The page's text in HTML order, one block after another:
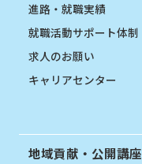
進路・就職実績
就職活動サポート体制
求人のお願い
キャリアセンター
地域貢献・公開講座